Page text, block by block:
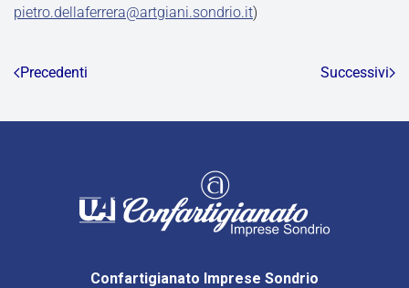
pietro.dellaferrera@artgiani.sondrio.it)
Precedenti Successivi
Confartigianato Imprese Sondrio